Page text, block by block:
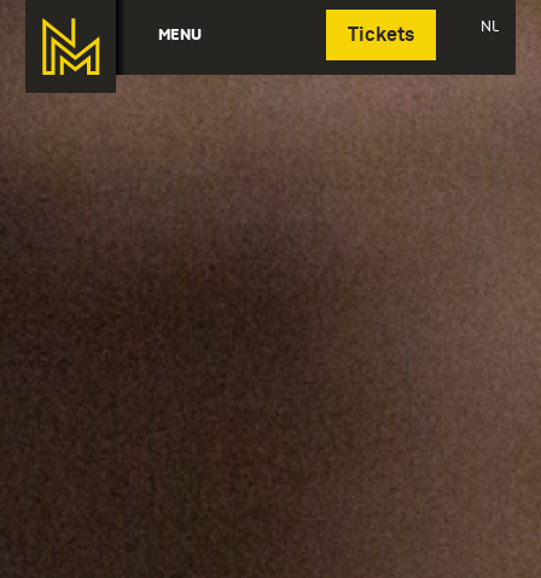
MENU Tickets NL
Deutsch